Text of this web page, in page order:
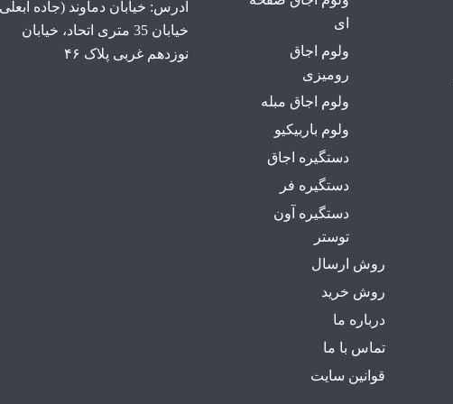
ای
ولوم اجاق
رومیزی
ولوم اجاق مبله
ولوم باربیکیو
دستگیره اجاق
دستگیره فر
دستگیره آون
توستر
روش ارسال
روش خرید
درباره ما
تماس با ما
قوانین سایت
آدرس: خیابان دماوند (جاده
خیابان 35 متری اتحاد، خیابان
نوزدهم غربی پلاک ۴۶